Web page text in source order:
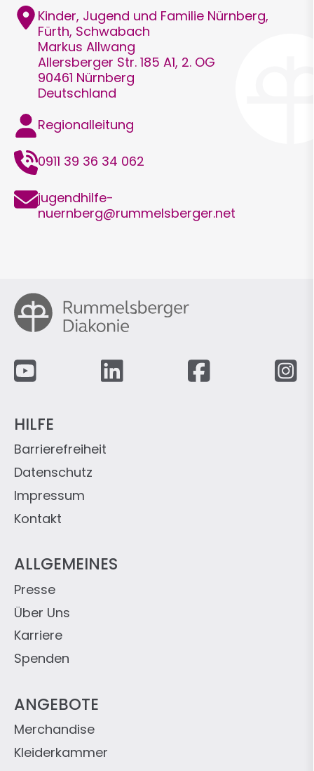
Adresse
Kinder, Jugend und Familie Nürnberg,
Fürth, Schwabach
Markus Allwang
Allersberger Str. 185 A1, 2. OG
90461 Nürnberg
Deutschland
Funktion
Regionalleitung
Telefon0911 39 36 34 062
E-
Mail
jugendhilfe-
nuernberg@rummelsberger.net
Fußzeile
ANGEBOTE
Kleiderkammer
Merchandise
ALLGEMEINES
Spenden
Karriere
Über Uns
Presse
HILFE
Kontakt
Impressum
Datenschutz
Barrierefreiheit